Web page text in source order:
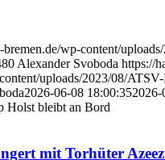
bremen.de/wp-content/
Alexander Svoboda https://
uploads/2023/08/
2026-06-08 18:00:352026-
Holst bleibt an Bord
mit Torhüter